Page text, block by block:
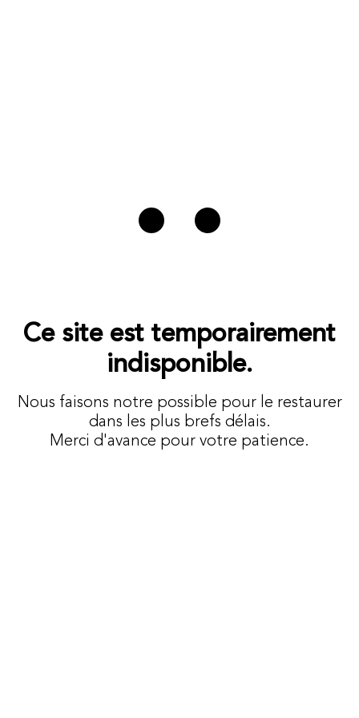
Ce site est temporairement
indisponible.
Nous faisons notre possible pour le restaurer
dans les plus brefs délais.
Merci d'avance pour votre patience.